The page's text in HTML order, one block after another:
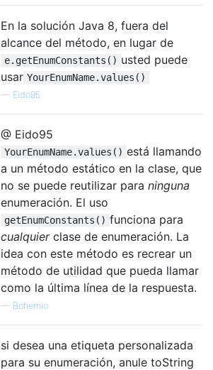
En la solución Java 8, fuera del
alcance del método, en lugar de
e.getEnumConstants() usted puede
usar YourEnumName.values()
— Eido95
@ Eido95
YourEnumName.values() está llamando
a un método estático en la clase, que
no se puede reutilizar para ninguna
enumeración. El uso
getEnumConstants() funciona para
cualquierclase de enumeración. La
idea con este método es recrear un
método de utilidad que pueda llamar
como la última línea de la respuesta.
— Bohemio
si desea una etiqueta personalizada
para su enumeración, anule toString